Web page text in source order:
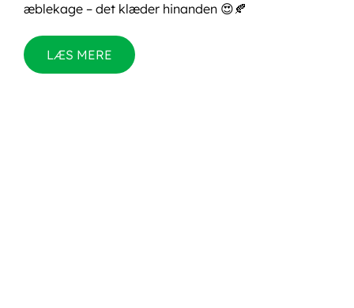
æblekage – det klæder hinanden 😍🍂
LÆS MERE